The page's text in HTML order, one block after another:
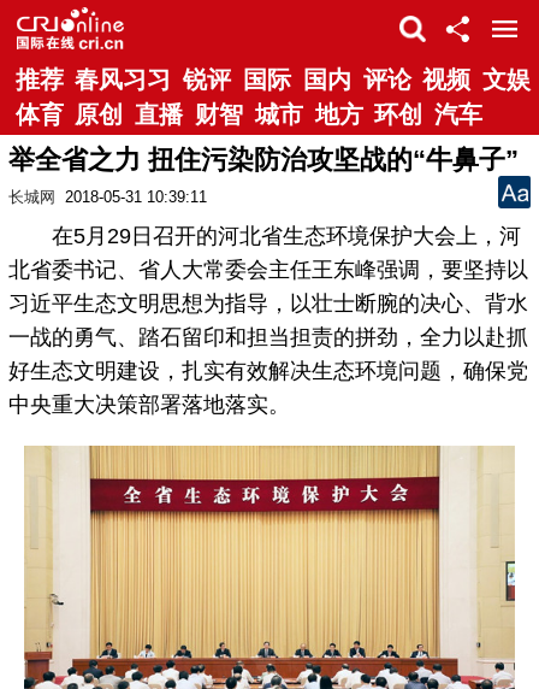
推荐 春风习习 锐评 国际 国内 评论 视频 文娱
体育 原创 直播 财智 城市 地方 环创 汽车
举全省之力 扭住污染防治攻坚战的“牛鼻子”
长城网 2018-05-31 10:39:11
在5月29日召开的河北省生态环境保护大会上，河
北省委书记、省人大常委会主任王东峰强调，要坚持以
习近平生态文明思想为指导，以壮士断腕的决心、背水
一战的勇气、踏石留印和担当担责的拼劲，全力以赴抓
好生态文明建设，扎实有效解决生态环境问题，确保党
中央重大决策部署落地落实。